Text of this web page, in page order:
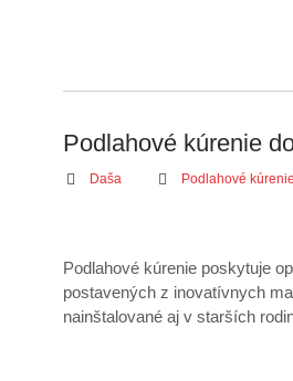
Podlahové kúrenie
Daša Podlahové kúrenie
Podlahové kúrenie poskytuje
postavených z inovatívnych
nainštalované aj v starších